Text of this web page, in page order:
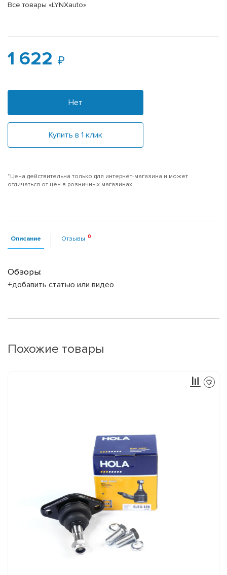
Все товары «LYNXauto»
1 622
Нет
Купить в 1 клик
*Цена действительна только для интернет-магазина и может
отличаться от цен в розничных магазинах
Описание Отзывы
Обзоры:
+добавить статью или видео
Похожие товары